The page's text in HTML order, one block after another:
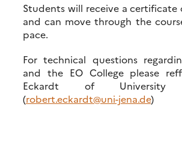
Students will receive a
and can move through the
pace.
For technical questions
and the EO College please
Eckardt of
(robert.eckardt@uni-jena.de)